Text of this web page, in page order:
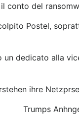
conto del
Postel,
un dedicato alla
ihre
Trumps